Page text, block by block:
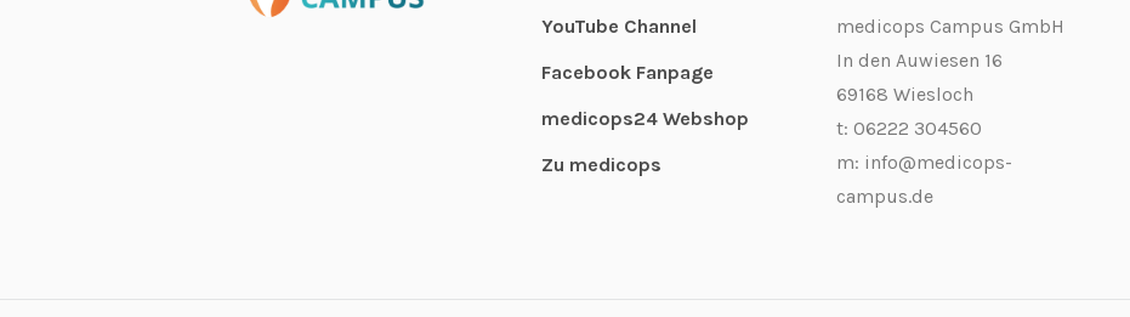
YouTube Channel
Facebook Fanpage
medicops24 Webshop
Zu medicops
medicops Campus GmbH
In den Auwiesen 16
69168 Wiesloch
t: 06222 304560
m: info@medicops-
campus.de